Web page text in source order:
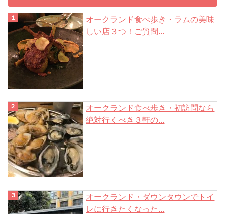
オークランド食べ歩き・ラムの美味
しい店３つ！ご質問...
オークランド食べ歩き・初訪問なら
絶対行くべき３軒の...
オークランド・ダウンタウンでトイ
レに行きたくなった...